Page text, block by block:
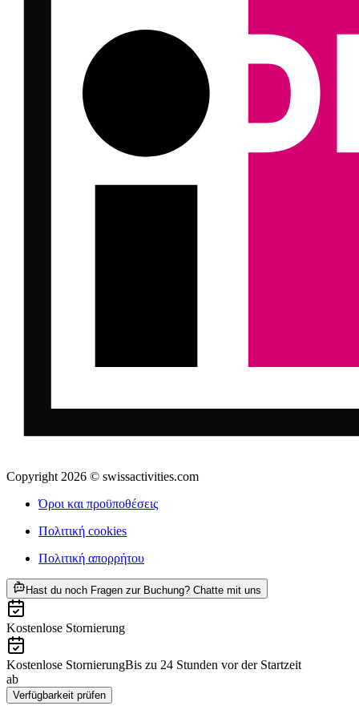
Copyright 2026 © swissactivities.com
Όροι και προϋποθέσεις
Πολιτική cookies
Πολιτική απορρήτου
Hast du noch Fragen zur Buchung? Chatte mit uns
Kostenlose Stornierung
Kostenlose StornierungBis zu 24 Stunden vor der Startzeit
ab
Verfügbarkeit prüfen